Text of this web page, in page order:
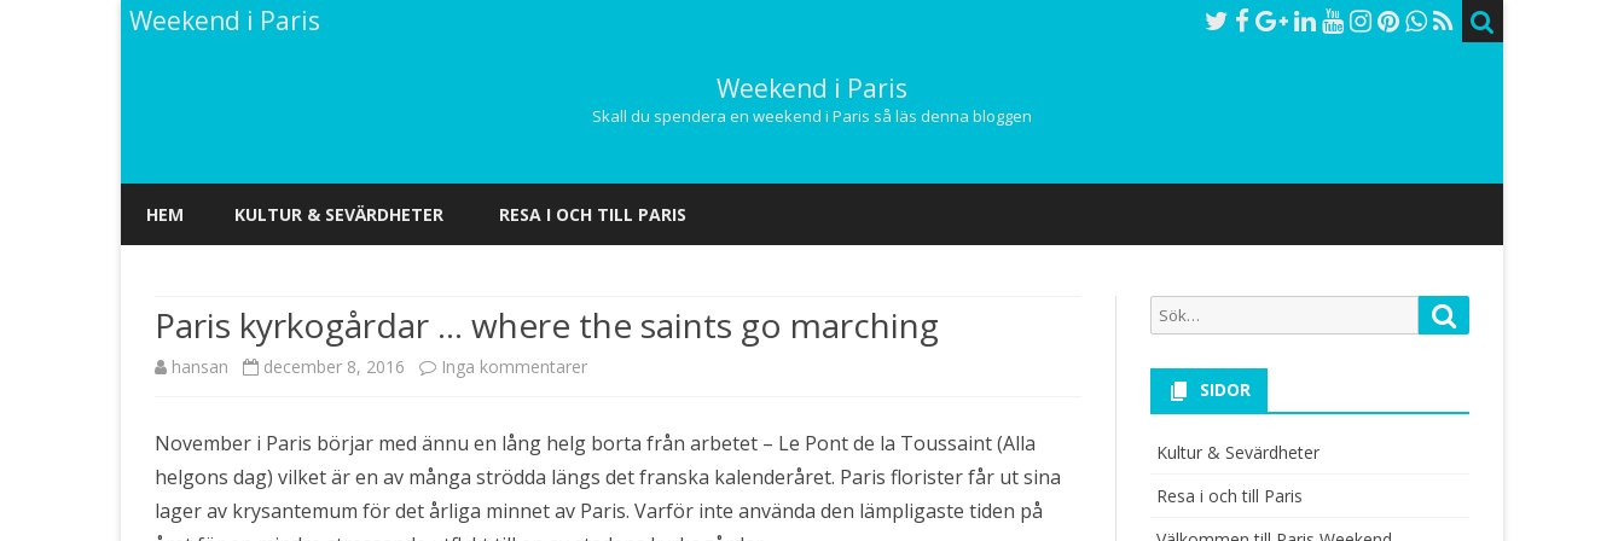
Weekend i Paris
Weekend i Paris
Skall du spendera en weekend i Paris så läs denna bloggen
HEM KULTUR & SEVÄRDHETER RESA I OCH TILL PARIS
Paris kyrkogårdar … where the saints go marching
hansan december 8, 2016 Inga kommentarertill
kyrkogårdar
…
where
November i Paris börjar med ännu en lång helg borta från arbetet – Le Pont de la Toussaint (Alla
helgons dag) vilket är en av många strödda längs det franska kalenderåret. Paris florister får ut sina
lager av krysantemum för det årliga minnet av Paris. Varför inte använda den lämpligaste tiden på
Sök
efter:
SIDOR
Kultur & Sevärdheter
Resa i och till Paris